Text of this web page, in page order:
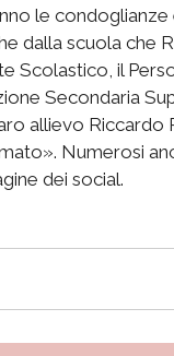
le
dalla scuola che
Scolastico, il
Secondaria
allievo
Numerosi
dei social.